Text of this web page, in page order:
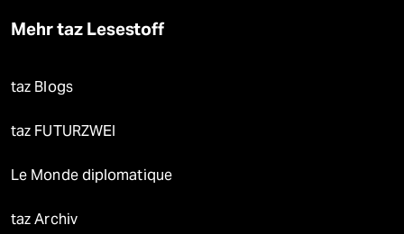
Mehr taz Lesestoff
taz Blogs
taz FUTURZWEI
Le Monde diplomatique
taz Archiv